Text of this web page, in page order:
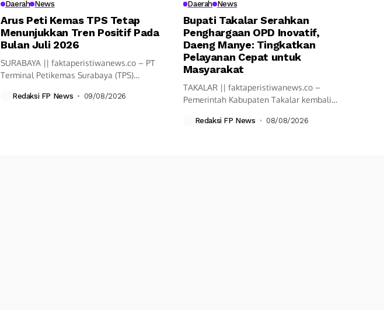
Daerah News
Arus Peti Kemas TPS Tetap
Menunjukkan Tren Positif Pada
Bulan Juli 2026
SURABAYA || faktaperistiwanews.co – PT
Terminal Petikemas Surabaya (TPS)
Redaksi FP News 09/08/2026
Daerah News
Bupati Takalar Serahkan
Penghargaan OPD Inovatif,
Daeng Manye: Tingkatkan
Pelayanan Cepat untuk
Masyarakat
TAKALAR || faktaperistiwanews.co –
Pemerintah Kabupaten Takalar kembali
Redaksi FP News 08/08/2026